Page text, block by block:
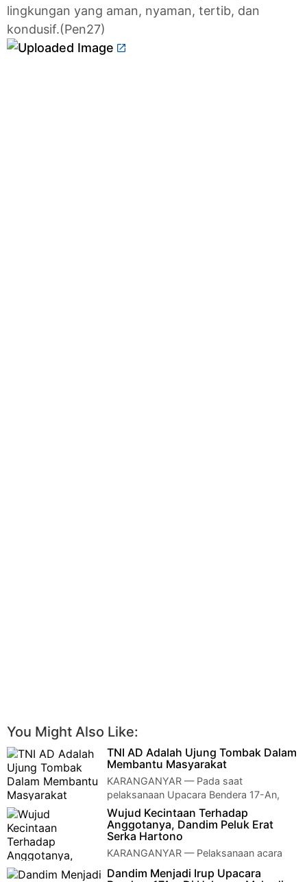
lingkungan yang aman, nyaman, tertib, dan
kondusif.(Pen27)
You Might Also Like:
TNI AD Adalah Ujung Tombak Dalam
Membantu Masyarakat
KARANGANYAR — Pada saat
pelaksanaan Upacara Bendera 17-An,
Komandan Kodim 0727/Karanganyar Letkol Kav Dhanang
Prasetyo K…
Wujud Kecintaan Terhadap
Anggotanya, Dandim Peluk Erat
Serka Hartono
KARANGANYAR — Pelaksanaan acara
korps raport pindah Satuan, Komandan
Dandim Menjadi Irup Upacara